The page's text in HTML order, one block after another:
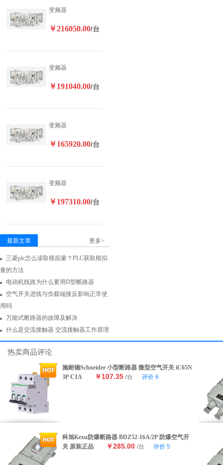
变频器
￥216050.00/台
变频器
￥191040.00/台
变频器
￥165920.00/台
变频器
￥197310.00/台
最新文章 更多>
三菱plc怎么读取模拟量？PLC获取模拟
量的方法
电动机线路为什么要用D型断路器
空气开关进线与负载端接反影响正常使
用吗
万能式断路器的故障及解决
什么是交流接触器 交流接触器工作原理
热卖商品评论
施耐德Schneider 小型断路器 微型空气开关 iC65N
3P C1A
￥107.35 /台 评价 6
科旭Kexu防爆断路器 BDZ52-16A/2P 防爆空气开
关 原装正品
￥285.00 /台 评价 5